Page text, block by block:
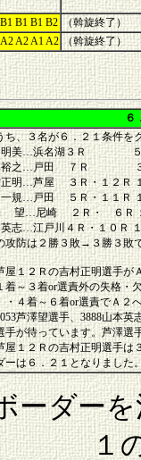
B1 B1 B2 （斡旋終了）
A2 A1 A2 （斡旋終了）
６
ち、３名が６．２１条件
田明美…浜名湖３Ｒ ５
本裕之…戸田 ７Ｒ ３
正明…芦屋 ３Ｒ・１２Ｒ
一規…戸田 ５Ｒ・１１Ｒ
望…尼崎 ２Ｒ・ ６Ｒ １
英志…江戸川４Ｒ・１０Ｒ
攻防は２勝３敗→３勝３敗
屋１２Ｒの吉村正明選手が
着～３着or選責外の失格・
or選責でＡ２へ。そ
芦澤望選手、3888山本英
手が待っています。芦澤
屋１２Ｒの吉村正明選手は
ーは６．２１となりました
ーダー
１